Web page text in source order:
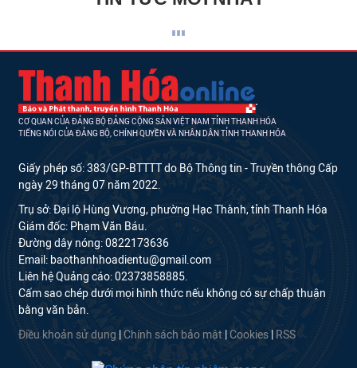
CƠ QUAN CỦA ĐẢNG BỘ ĐẢNG CỘNG SẢN VIỆT NAM TỈNH THANH HÓA
TIẾNG NÓI CỦA ĐẢNG BỘ, CHÍNH QUYỀN VÀ NHÂN DÂN TỈNH THANH HÓA
Giấy phép số: 383/GP-BTTTT do Bộ Thông tin - Truyền thông Cấp
ngày 29 tháng 07 năm 2022.
Trụ sở: Đại lộ Hùng Vương, phường Hạc Thành, tỉnh Thanh Hóa
Giám đốc: Phạm Văn Báu.
Đường dây nóng: 0822173636
Email: baothanhhoadientu@gmail.com
Liên hệ Quảng cáo: 02373858885.
Cấm sao chép dưới mọi hình thức nếu không có sự chấp thuận
bằng văn bản.
Điều khoản sử dụng Chính sách bảo mật Cookies RSS